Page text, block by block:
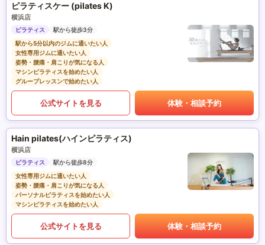
ピラティスケー (pilates K)
横浜店
ピラティス
駅から徒歩3分
駅から5分以内のジムに通いたい人
女性専用ジムに通いたい人
姿勢・腰痛・肩こりが気になる人
マシンピラティスを始めたい人
グループレッスンで始めたい人
公式サイトを見る 体験・相談予約
Hain pilates(ハインピラティス)
横浜店
ピラティス
駅から徒歩8分
女性専用ジムに通いたい人
姿勢・腰痛・肩こりが気になる人
パーソナルピラティスを始めたい人
マシンピラティスを始めたい人
公式サイトを見る 体験・相談予約